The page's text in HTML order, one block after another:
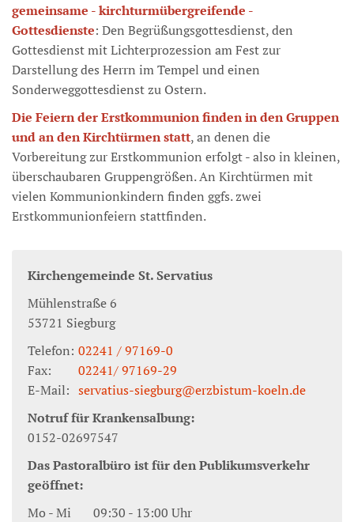
gemeinsame - kirchturmübergreifende -
Gottesdienste: Den Begrüßungsgottesdienst, den
Gottesdienst mit Lichterprozession am Fest zur
Darstellung des Herrn im Tempel und einen
Sonderweggottesdienst zu Ostern.
Die Feiern der Erstkommunion finden in den Gruppen
und an den Kirchtürmen statt, an denen die
Vorbereitung zur Erstkommunion erfolgt - also in kleinen,
überschaubaren Gruppengrößen. An Kirchtürmen mit
vielen Kommunionkindern finden ggfs. zwei
Erstkommunionfeiern stattfinden.
Kirchengemeinde St. Servatius
Mühlenstraße 6
53721 Siegburg
Telefon: 02241 / 97169-0
Fax:
02241/ 97169-29
E-Mail: servatius-siegburg@erzbistum-koeln.de
Notruf für Krankensalbung:
0152-02697547
Das Pastoralbüro ist für den Publikumsverkehr
geöffnet:
Mo - Mi 09:30 - 13:00 Uhr